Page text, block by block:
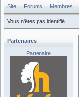
Site Forums Membres
Vous n'êtes pas identifié.
Partenaires
Partenaire